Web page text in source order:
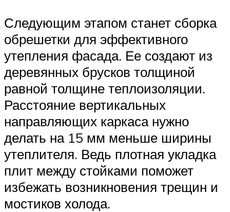
Следующим этапом станет сборка
обрешетки для эффективного
утепления фасада. Ее создают из
деревянных брусков толщиной
равной толщине теплоизоляции.
Расстояние вертикальных
направляющих каркаса нужно
делать на 15 мм меньше ширины
утеплителя. Ведь плотная укладка
плит между стойками поможет
избежать возникновения трещин и
мостиков холода.